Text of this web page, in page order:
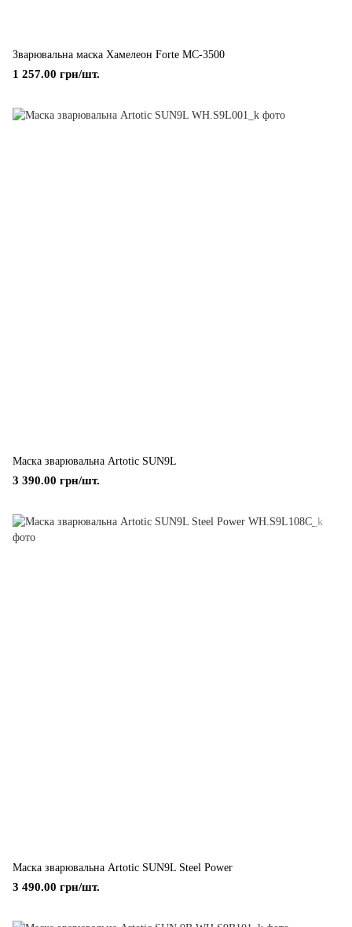
Зварювальна маска Хамелеон Forte МС-3500
1 257.00 грн/шт.
Маска зварювальна Artotic SUN9L
3 390.00 грн/шт.
Маска зварювальна Artotic SUN9L Steel Power
3 490.00 грн/шт.